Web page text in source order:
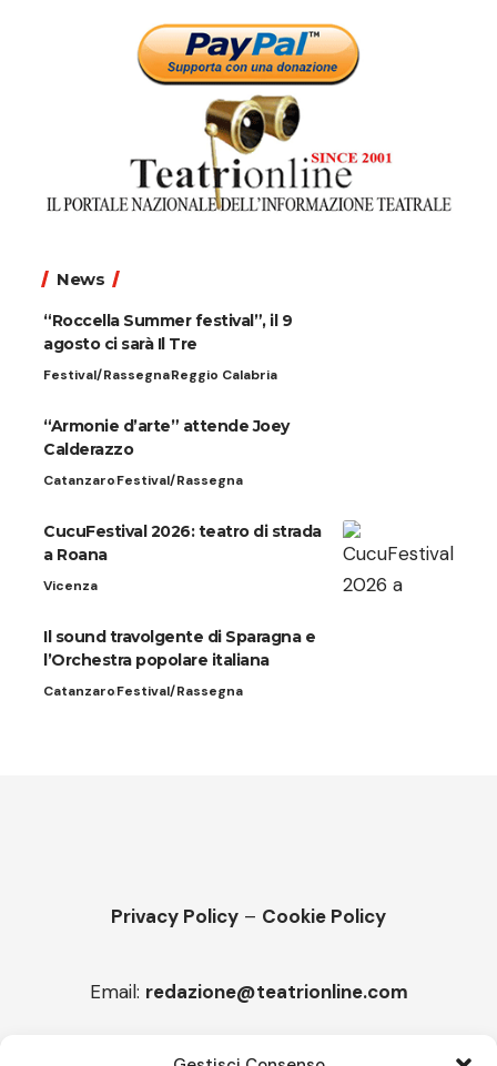
News
“Roccella Summer festival”, il 9
agosto ci sarà Il Tre
Festival/RassegnaReggio Calabria
“Armonie d’arte” attende Joey
Calderazzo
CatanzaroFestival/Rassegna
CucuFestival 2026: teatro di strada
a Roana
Vicenza
Il sound travolgente di Sparagna e
l’Orchestra popolare italiana
CatanzaroFestival/Rassegna
Privacy Policy – Cookie Policy
Email: redazione@teatrionline.com